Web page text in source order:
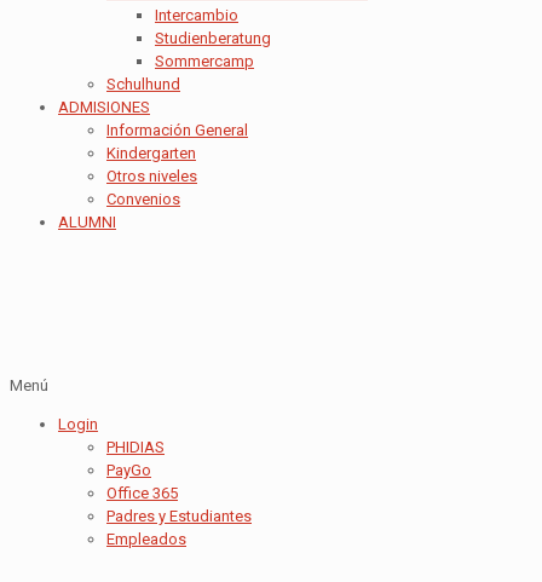
Intercambio
Studienberatung
Sommercamp
Schulhund
ADMISIONES
Información General
Kindergarten
Otros niveles
Convenios
ALUMNI
Menú
Login
PHIDIAS
PayGo
Office 365
Padres y Estudiantes
Empleados